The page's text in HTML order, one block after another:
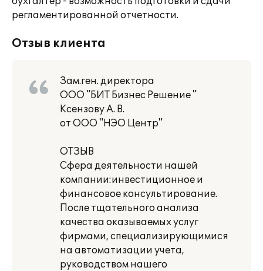
регламентированной отчетности.
Отзыв клиента
Зам.ген. директора
ООО "БИТ Бизнес Решение "
Ксензову А. В.
от ООО "НЭО Центр"
ОТЗЫВ
Сфера деятельности нашей
компании:инвестиционное и
финансовое консультирование.
После тщательного анализа
качества оказываемых услуг
фирмами, специализирующимися
на автоматизации учета,
руководством нашего